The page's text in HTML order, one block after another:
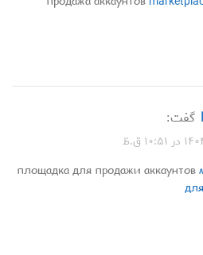
گفت:
площадка для продажи аккаунтов